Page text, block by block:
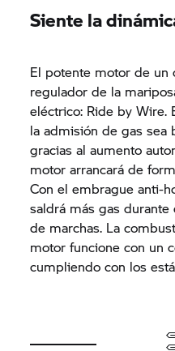
Siente la
El potente motor de un
regulador de la
eléctrico: Ride by Wire.
la admisión de gas sea
gracias al aumento
motor arrancará de
Con el embrague anti-
saldrá más gas
de marchas. La
motor funcione con un
cumpliendo con los